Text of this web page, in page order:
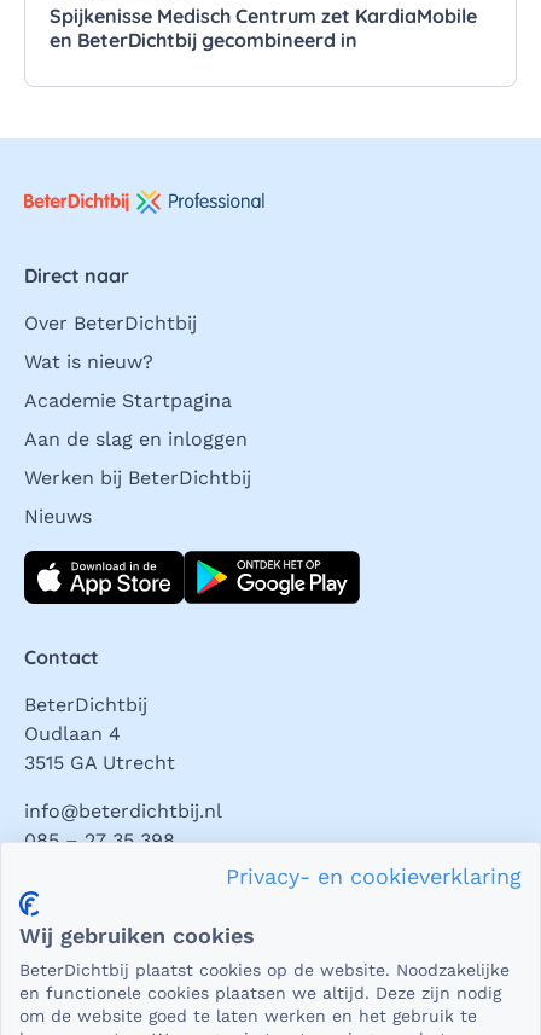
Spijkenisse Medisch Centrum zet KardiaMobile
en BeterDichtbij gecombineerd in
Direct naar
Over BeterDichtbij
Wat is nieuw?
Academie Startpagina
Aan de slag en inloggen
Werken bij BeterDichtbij
Nieuws
Download direct
Contact
BeterDichtbij
Oudlaan 4
3515 GA Utrecht
info@beterdichtbij.nl
085 – 27 35 398
Privacy en veiligheid
essentieel dat die beveiligd worden uitgewisseld. En dat
die gegevens niet in verkeerde handen vallen. Daar kun je
Privacy- en cookieverklaring
Wij gebruiken cookies
BeterDichtbij plaatst cookies op de website. Noodzakelijke
en functionele cookies plaatsen we altijd. Deze zijn nodig
om de website goed te laten werken en het gebruik te